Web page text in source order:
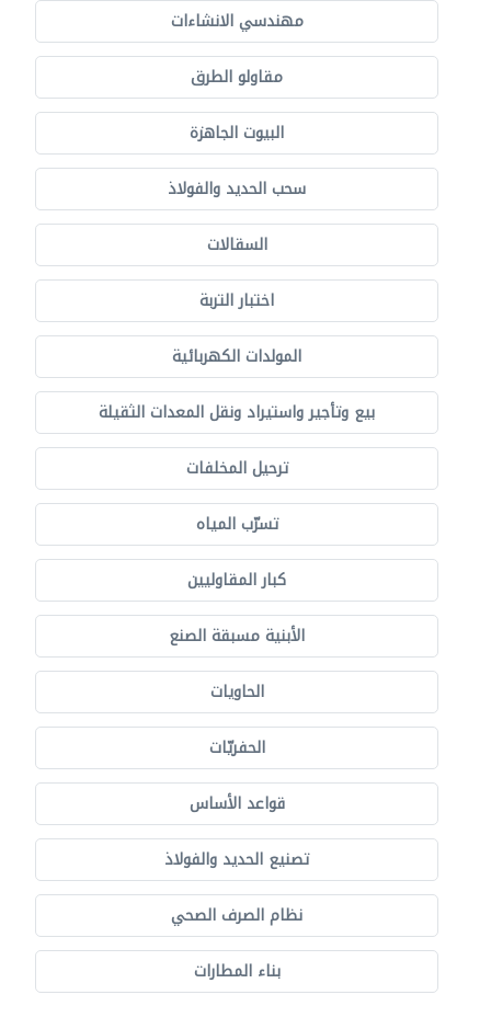
مهندسي الانشاءات
مقاولو الطرق
البيوت الجاهزة
سحب الحديد والفولاذ
السقالات
اختبار التربة
المولدات الكهربائية
بيع وتأجير واستيراد ونقل المعدات الثقيلة
ترحيل المخلفات
تسرّب المياه
كبار المقاوليين
الأبنية مسبقة الصنع
الحاويات
الحفريّات
قواعد الأساس
تصنيع الحديد والفولاذ
نظام الصرف الصحي
بناء المطارات